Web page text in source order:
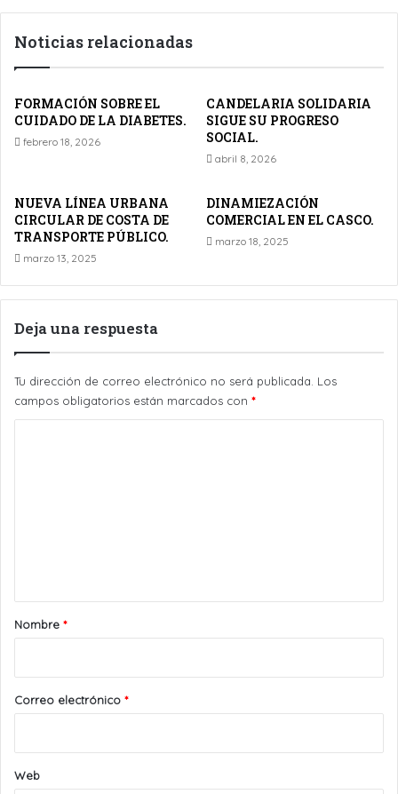
Noticias relacionadas
FORMACIÓN SOBRE EL
CUIDADO DE LA DIABETES.
febrero 18, 2026
CANDELARIA SOLIDARIA
SIGUE SU PROGRESO
SOCIAL.
abril 8, 2026
NUEVA LÍNEA URBANA
CIRCULAR DE COSTA DE
TRANSPORTE PÚBLICO.
marzo 13, 2025
DINAMIEZACIÓN
COMERCIAL EN EL CASCO.
marzo 18, 2025
Deja una respuesta
Tu dirección de correo electrónico no será publicada. Los
campos obligatorios están marcados con *
r
*
Nombre *
Correo electrónico *
Web